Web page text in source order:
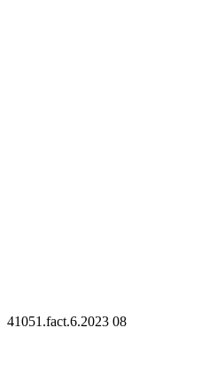
41051.fact.6.2023 08